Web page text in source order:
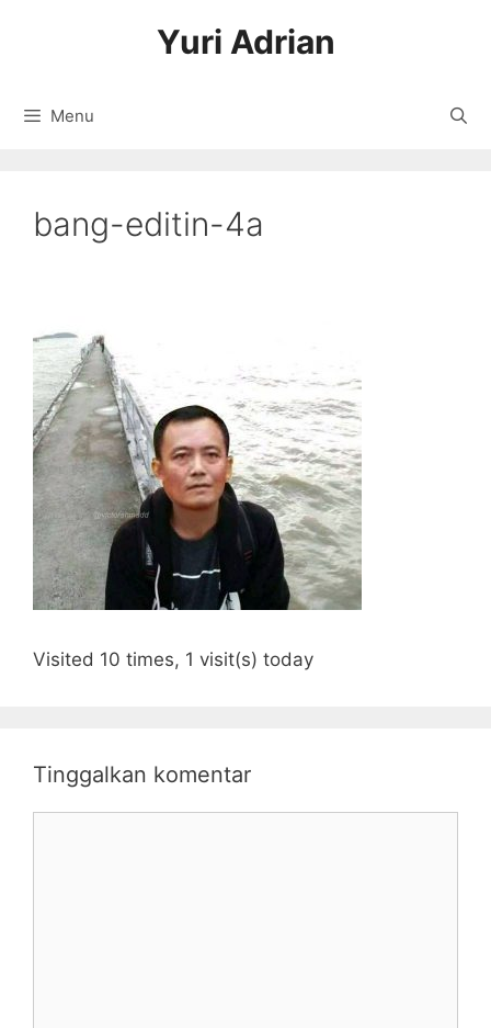
Yuri Adrian
Menu
bang-editin-4a
Visited 10 times, 1 visit(s) today
Tinggalkan komentar